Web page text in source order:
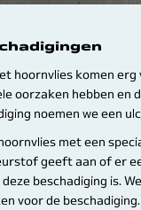
hoornvlies komen erg
oorzaken hebben en
noemen we een
met een
geeft aan of er
beschadiging is.
voor de